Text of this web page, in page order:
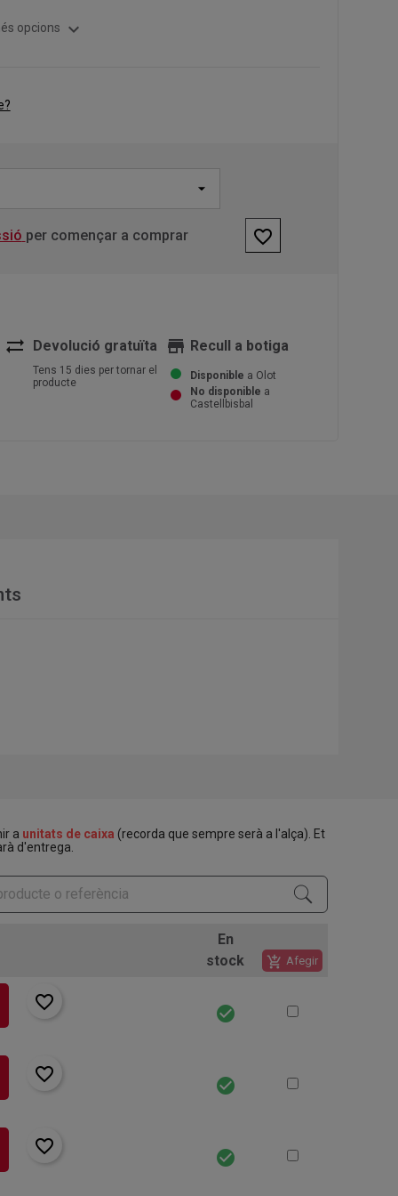
opcions expand_more
per començar a comprar favorite_border
sync_alt Devolució gratuïta
Tens 15 dies per tornar el
producte
store Recull a botiga
Disponible a Olot
No disponible a
Castellbisbal
a unitats de caixa (recorda que sempre serà a l'alça). Et
d'entrega.
En
stock
add_shopping_cart Afegir
favorite_border
check_circle
favorite_border
check_circle
favorite_border
check_circle